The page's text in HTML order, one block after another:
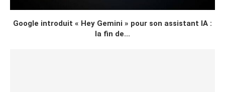
Google introduit « Hey Gemini » pour son assistant IA :
la fin de...